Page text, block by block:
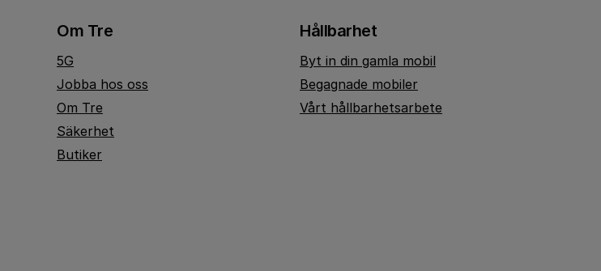
Om Tre
5G
Jobba hos oss
Om Tre
Säkerhet
Butiker
Hållbarhet
Byt in din gamla mobil
Begagnade mobiler
Vårt hållbarhetsarbete